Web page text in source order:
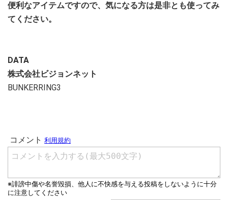
便利なアイテムですので、気になる方は是非とも使ってみ
てください。
DATA
株式会社ビジョンネット
BUNKERRING3